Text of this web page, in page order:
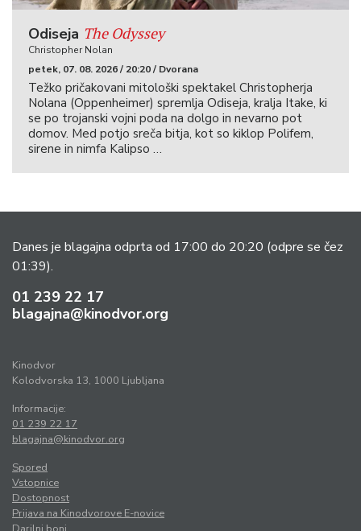
Odiseja The Odyssey
Christopher Nolan
petek, 07. 08. 2026 / 20:20 / Dvorana
Težko pričakovani mitološki spektakel Christopherja
Nolana (Oppenheimer) spremlja Odiseja, kralja Itake, ki
se po trojanski vojni poda na dolgo in nevarno pot
domov. Med potjo sreča bitja, kot so kiklop Polifem,
sirene in nimfa Kalipso …
Danes je blagajna odprta od 17:00 do 20:20 (odpre se čez
01:39).
01 239 22 17
blagajna@kinodvor.org
Kinodvor
Kolodvorska 13, 1000 Ljubljana
Informacije:
01 239 22 17
blagajna@kinodvor.org
Spored
Vstopnice
Dostopnost
Prijava na Kinodvorove E-novice